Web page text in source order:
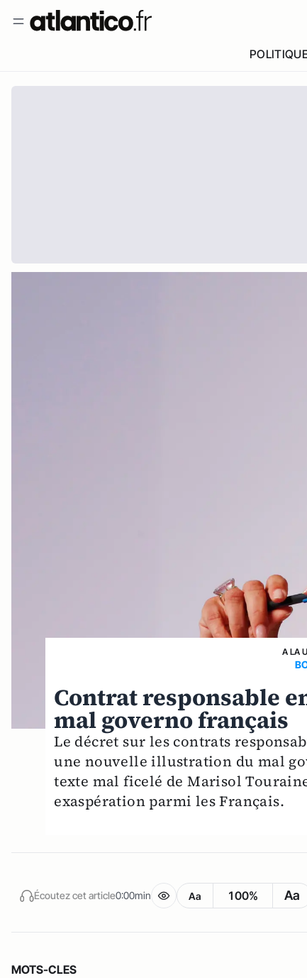
A LA
Contrat responsable
mal governo français
Le décret sur les contrats
une nouvelle illustration du mal
texte mal ficelé de Marisol
exaspération parmi les Français.
Écoutez cet article0:00min Aa 100% Aa
MOTS-CLES